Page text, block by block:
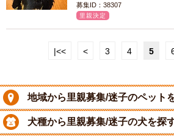
募集ID：38307
里親決定
|<< < 3 4 5
地域から里親募集/迷子のペット
犬種から里親募集/迷子の犬を探